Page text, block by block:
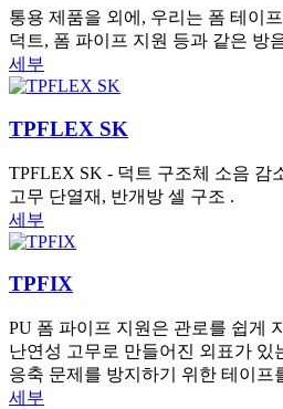
통용 제품을 외에, 우리는 폼 테이
덕트, 폼 파이프 지원 등과 같은 방
세부
TPFLEX SK
TPFLEX SK - 덕트 구조체 소음 감
고무 단열재, 반개방 셀 구조 .
세부
TPFIX
PU 폼 파이프 지원은 관로를 쉽게
난연성 고무로 만들어진 외표가 있
응축 문제를 방지하기 위한 테이프
세부